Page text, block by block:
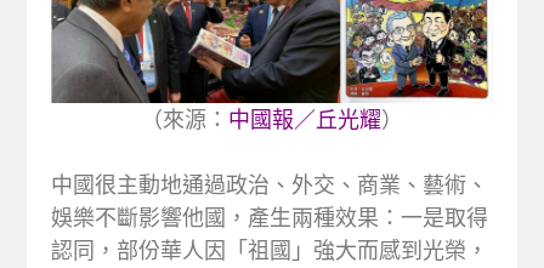
（來源： 中國報／丘光耀）
中國很主動地通過政治、外交、商業、藝術、
娛樂不斷影響他國，產生兩種效果：一是取得
認同，部份華人因「祖國」強大而感到光榮，